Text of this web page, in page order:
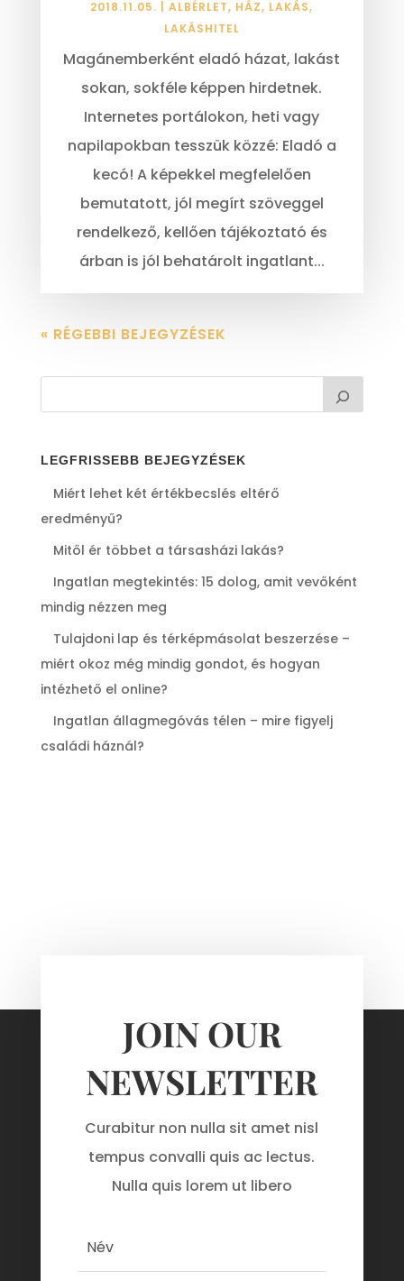
2018.11.05. |ALBÉRLET, HÁZ, LAKÁS,
LAKÁSHITEL
Magánemberként eladó házat, lakást
sokan, sokféle képpen hirdetnek.
Internetes portálokon, heti vagy
napilapokban tesszük közzé: Eladó a
kecó! A képekkel megfelelően
bemutatott, jól megírt szöveggel
rendelkező, kellően tájékoztató és
árban is jól behatárolt ingatlant...
« RÉGEBBI BEJEGYZÉSEK
LEGFRISSEBB BEJEGYZÉSEK
Miért lehet két értékbecslés eltérő
eredményű?
Mitől ér többet a társasházi lakás?
Ingatlan megtekintés: 15 dolog, amit vevőként
mindig nézzen meg
Tulajdoni lap és térképmásolat beszerzése –
miért okoz még mindig gondot, és hogyan
intézhető el online?
Ingatlan állagmegóvás télen – mire figyelj
családi háznál?
JOIN OUR
NEWSLETTER
Curabitur non nulla sit amet nisl
tempus convalli quis ac lectus.
Nulla quis lorem ut libero